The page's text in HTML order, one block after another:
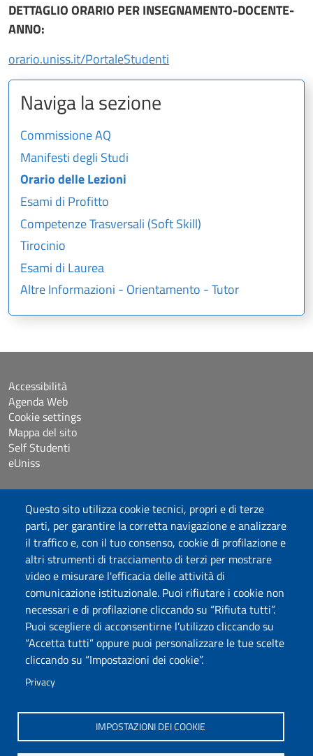
Questo sito utilizza cookie tecnici, propri e di terze
parti, per garantire la corretta navigazione e analizzare
il traffico e, con il tuo consenso, cookie di profilazione e
altri strumenti di tracciamento di terzi per mostrare
video e misurare l'efficacia delle attività di
comunicazione istituzionale. Puoi rifiutare i cookie non
necessari e di profilazione cliccando su “Rifiuta tutti”.
Puoi scegliere di acconsentirne l’utilizzo cliccando su
“Accetta tutti” oppure puoi personalizzare le tue scelte
cliccando su “Impostazioni dei cookie”.
Privacy
IMPOSTAZIONI DEI COOKIE
DETTAGLIO ORARIO PER INSEGNAMENTO-DOCENTE-
ANNO:
orario.uniss.it/PortaleStudenti
Naviga la sezione
Commissione AQ
Manifesti degli Studi
Orario delle Lezioni
Esami di Profitto
Competenze Trasversali (Soft Skill)
Tirocinio
Esami di Laurea
Altre Informazioni - Orientamento - Tutor
Università degli Studi di Sassari
Struttura di Raccordo
Facoltà di Medicina e Chirurgia
Viale San Pietro 43/B, 07100 Sassari
Fax 079 228213
www.uniss.it
Accessibilità
Agenda Web
Cookie settings
Mappa del sito
Self Studenti
eUniss
Dichiarazione di accessibilità
Posta elettronica @uniss.it
Protocollo
Seguici su